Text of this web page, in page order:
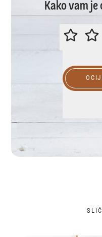
Kako vam